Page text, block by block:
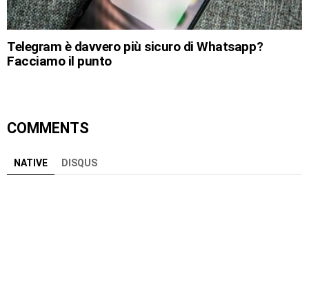
Telegram è davvero più sicuro di Whatsapp?
Facciamo il punto
COMMENTS
NATIVE DISQUS